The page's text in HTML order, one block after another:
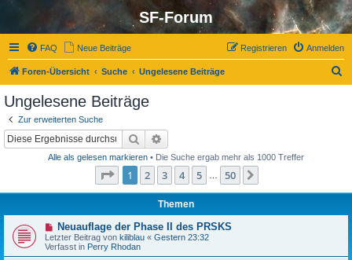
SF-Forum
FAQ Neue Beiträge Anmelden
Registrieren
Foren-Übersicht Suche Ungelesene Beiträge
Ungelesene Beiträge
Zur erweiterten Suche
Suche
Alle als gelesen markieren • Die Suche ergab mehr als 1000 Treffer
Seite 1von 50
1 2 3 4 5 50
Themen
N
e
u
e
Neuauflage der Phase II des PRSKS
Letzter Beitrag von kiliblau « Gestern 23:32
Verfasst in Perry Rhodan